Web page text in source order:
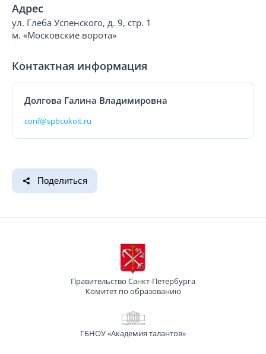
Адрес
ул. Глеба Успенского, д. 9, стр. 1
м. «Московские ворота»
Контактная информация
Долгова Галина Владимировна
conf@spbcokoit.ru
Поделиться
Правительство Санкт-Петербурга
Комитет по образованию
ГБНОУ «Академия талантов»